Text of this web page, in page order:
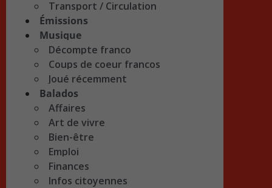
Transport / Circulation
Émissions
Musique
Décompte franco
Coups de coeur francos
Joué récemment
Balados
Affaires
Art de vivre
Bien-être
Emploi
Finances
Infos citoyennes